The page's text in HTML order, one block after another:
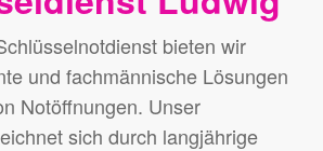
bieten wir
und fachmännische Lösungen
Notöffnungen. Unser
sich durch langjährige